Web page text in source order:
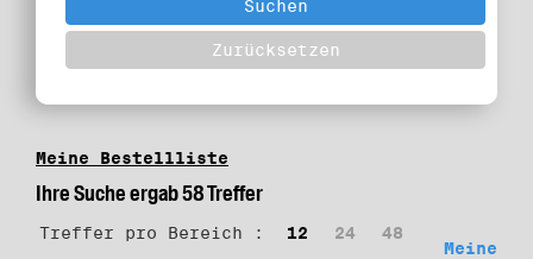
Meine Bestellliste
Ihre Suche ergab 58 Treffer
Treffer pro Bereich : 12 24
48
Meine